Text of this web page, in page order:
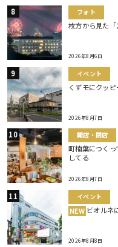
フォト
枚方から見た「
2026年8月6日
イベント
くずモにクッ
2026年8月7日
開店・閉店
町楠葉につく
してる
2026年8月7日
イベント
NEW ビオルネ
2026年8月8日